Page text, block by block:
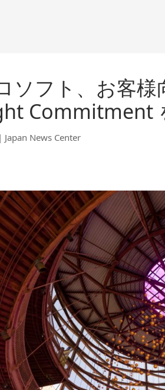
ソフト、お客
Commitment
| Japan News Center